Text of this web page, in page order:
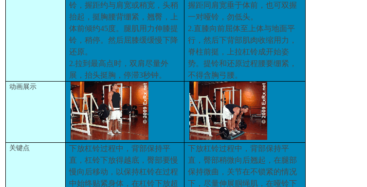
铃，握距约与肩宽或稍宽，头稍
抬起，挺胸腰背绷紧，翘臀，上
体前倾约45度。腿肌用力伸膝提
铃，稍停。然后屈膝缓缓慢下降
还原。
2.拉到最高点时，双肩尽量外
展，抬头挺胸，停滞3秒钟。
握距同肩宽垂于体前，也可双握
一对哑铃 ，勿低头。
2.直膝向前屈体至上体与地面平
行 ，然后下背部肌肉收缩用力，
脊柱前挺，上拉杠铃成开始姿
势。提铃和还原过程腰要绷紧，
不得含胸弓腰。
动画展示
关键点 下放杠铃过程中 ，背部保持平
直 ，杠铃下放得越底 ， 臀部要慢
慢向后移动 ， 以保持杠铃在过程
中始终贴紧身体 ，在杠铃下放超
下放杠铃过程中 ，背部保持平
直 ， 臀部稍微向后翘起 ，在腿部
保持微曲 ， 关节在不锁紧的情况
下 ， 尽量伸展腘绳肌 ，在哑铃下